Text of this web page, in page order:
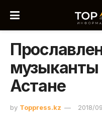
музыканты
Астане
by Toppress.kz 2018/